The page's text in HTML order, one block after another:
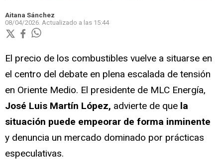
Aitana Sánchez
08/04/2026. Actualizado a las 15:44
El precio de los combustibles vuelve a situarse en
el centro del debate en plena escalada de tensión
en Oriente Medio. El presidente de MLC Energía,
José Luis Martín López, advierte de que la
situación puede empeorar de forma inminente
y denuncia un mercado dominado por prácticas
especulativas.